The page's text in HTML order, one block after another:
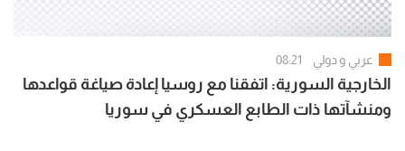
عربي و دولي 08:21
الخارجية السورية: اتفقنا مع روسيا إعادة صياغة قواعدها
ومنشآتها ذات الطابع العسكري في سوريا